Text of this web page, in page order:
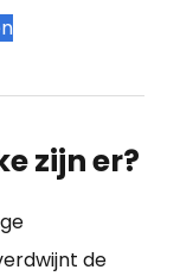
zijn er?
de